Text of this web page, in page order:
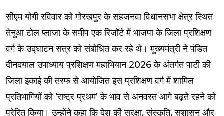
सीएम योगी रविवार को गोरखपुर के सहजनवा विधानसभा क्षेत्र स्थित
तेनुआ टोल प्लाजा के समीप एक रिजॉर्ट में भाजपा के जिला प्रशिक्षण
वर्ग के उद्घाटन सत्र को संबोधित कर रहे थे। मुख्यमंत्री ने पंडित
दीनदयाल उपाध्याय प्रशिक्षण महाभियान 2026 के अंतर्गत पार्टी की
जिला इकाई की तरफ से आयोजित इस प्रशिक्षण वर्ग में शामिल
प्रतिभागियों को ‘राष्ट्र प्रथम’ के भाव से अनवरत आगे बढ़ते रहने को
प्रेरित किया। उन्होंने कहा कि देश की सुरक्षा, संस्कृति, सुशासन और